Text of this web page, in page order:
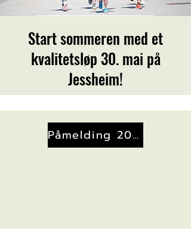
Start sommeren med et
kvalitetsløp 30. mai på
Jessheim!
Påmelding 2027